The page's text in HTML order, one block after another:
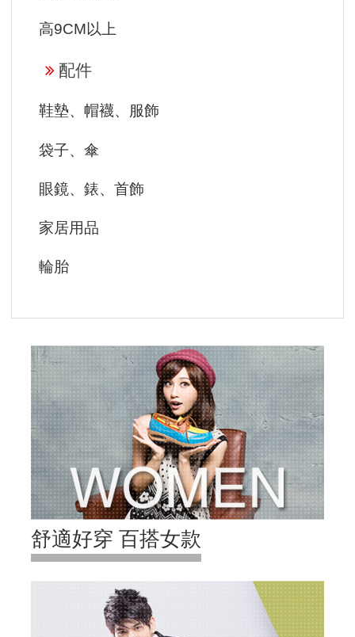
高9CM以上
配件
鞋墊、帽襪、服飾
袋子、傘
眼鏡、錶、首飾
家居用品
輪胎
舒適好穿 百搭女款